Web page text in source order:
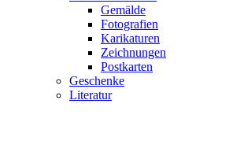
Gemälde
Fotografien
Karikaturen
Zeichnungen
Postkarten
Geschenke
Literatur